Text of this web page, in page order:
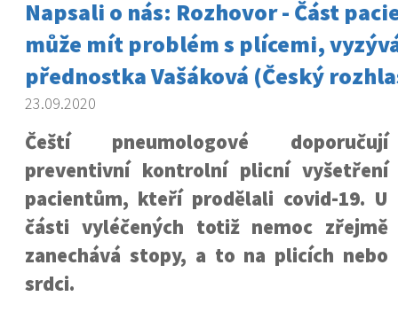
Napsali o nás: Rozhovor - Část
může mít problém s plícemi,
přednostka Vašáková (Český
23.09.2020
Čeští pneumologové doporučují
preventivní kontrolní plicní vyšetření
pacientům, kteří prodělali covid-19. U
části vyléčených totiž nemoc zřejmě
zanechává stopy, a to na plicích nebo
srdci.